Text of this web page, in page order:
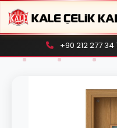
+90 212 277 34